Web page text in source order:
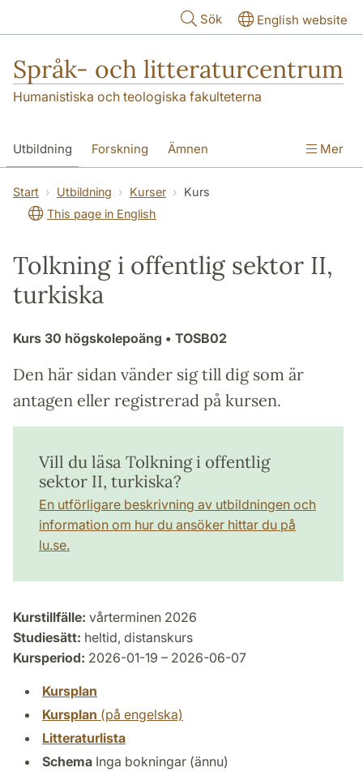
Sök English website
Språk- och litteraturcentrum
Humanistiska och teologiska fakulteterna
Utbildning Forskning Ämnen
SOL-husen Kontakt Institutionen
översättning till svenska
Mer
Start Utbildning Kurser
Kurs
This page in English
Tolkning i offentlig sektor II,
turkiska
Kurs 30 högskolepoäng • TOSB02
Den här sidan vänder sig till dig som är
antagen eller registrerad på kursen.
Vill du läsa Tolkning i offentlig
sektor II, turkiska?
En utförligare beskrivning av utbildningen och
information om hur du ansöker hittar du på
lu.se.
Kurstillfälle: vårterminen 2026
Studiesätt: heltid, distanskurs
Kursperiod: 2026-01-19 – 2026-06-07
Kursplan
Kursplan (på engelska)
Litteraturlista
Schema Inga bokningar (ännu)